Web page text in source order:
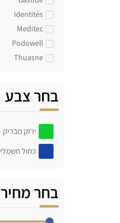
Identités
Meditec
Podowell
Thuasne
בחר צבע
ירוק מבריק
כחול חשמלי
בחר מחיר